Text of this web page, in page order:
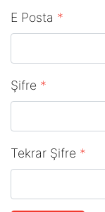
E Posta *
Şifre *
Tekrar Şifre *